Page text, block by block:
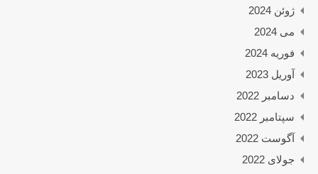
ژوئن 2024
می 2024
فوریه 2024
آوریل 2023
دسامبر 2022
سپتامبر 2022
آگوست 2022
جولای 2022